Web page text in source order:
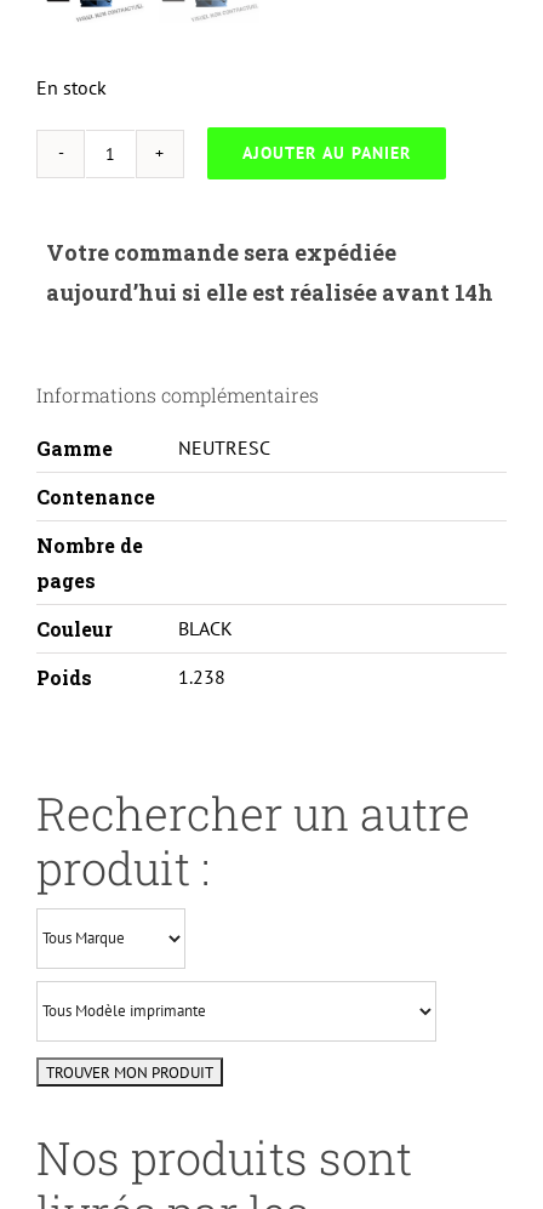
En stock
quantité
X.1379B-
XEROX
AJOUTER AU PANIER
Votre commande sera expédiée
aujourd’hui si elle est réalisée avant 14h
Informations complémentaires
Gamme NEUTRESC
Contenance
Nombre de
pages
Couleur
BLACK
Poids 1.238
Rechercher un autre
produit :
Nos produits sont